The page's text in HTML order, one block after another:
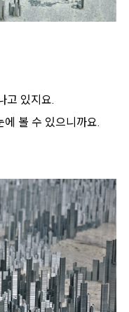
고 있지요.
볼 수 있으니까요.